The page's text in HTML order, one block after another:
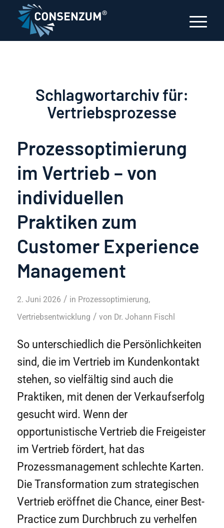
Schlagwortarchiv für:
Vertriebsprozesse
Prozessoptimierung
im Vertrieb – von
individuellen
Praktiken zum
Customer Experience
Management
2. Juni 2026 / in Prozessoptimierung,
Vertriebsentwicklung / von Dr. Johann Fischl
So unterschiedlich die Persönlichkeiten
sind, die im Vertrieb im Kundenkontakt
stehen, so vielfältig sind auch die
Praktiken, mit denen der Verkaufserfolg
gesucht wird. Wenn der
opportunistische Vertrieb die Freigeister
im Vertrieb fördert, hat das
Prozessmanagement schlechte Karten.
Die Transformation zum strategischen
Vertrieb eröffnet die Chance, einer Best-
Practice zum Durchbruch zu verhelfen